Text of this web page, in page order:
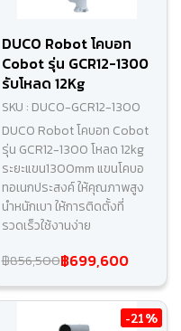
DUCO Robot โคบอท
Cobot รุ่น GCR12-1300
รับโหลด 12Kg
SKU : DUCO-GCR12-1300
DUCO Robot โคบอท Cobot
รุ่น GCR12-1300 โหลด 12kg
ระยะแขน1300mm แขนโคบอ
ทอเนกประสงค์ ให้คุณภาพสูง
นำหนักเบา ให้การติดตั้งที่
รวดเร็วใช้งานง่าย
฿856,500฿699,600
-21%